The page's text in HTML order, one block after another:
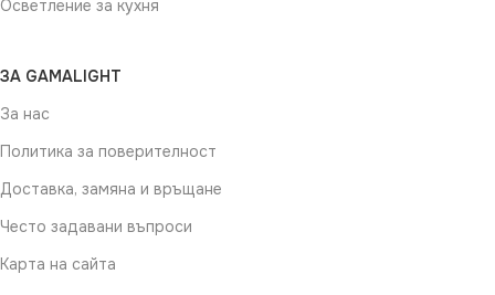
Осветление за кухня
ЗА GAMALIGHT
За нас
Политика за поверителност
Доставка, замяна и връщане
Често задавани въпроси
Карта на сайта